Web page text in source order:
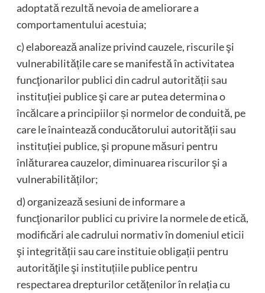
adoptată rezultă nevoia de ameliorare a
comportamentului acestuia;
c) elaborează analize privind cauzele, riscurile şi
vulnerabilitățile care se manifestă în activitatea
funcţionarilor publici din cadrul autorității sau
instituției publice şi care ar putea determina o
încălcare a principiilor și normelor de conduită, pe
care le înaintează conducătorului autorității sau
instituției publice, şi propune măsuri pentru
înlăturarea cauzelor, diminuarea riscurilor şi a
vulnerabilităților;
d) organizează sesiuni de informare a
funcţionarilor publici cu privire la normele de etică,
modificări ale cadrului normativ în domeniul eticii
şi integrității sau care instituie obligații pentru
autorităţile şi instituțiile publice pentru
respectarea drepturilor cetățenilor în relația cu